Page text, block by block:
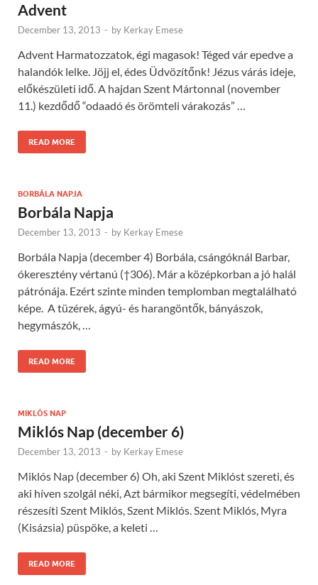
Advent
December 13, 2013 - by Kerkay Emese
Advent Harmatozzatok, égi magasok! Téged vár epedve a
halandók lelke. Jöjj el, édes Üdvözítőnk! Jézus várás ideje,
előkészületi idő. A hajdan Szent Mártonnal (november
11.) kezdődő “odaadó és örömteli várakozás” …
READ MORE
BORBÁLA NAPJA
Borbála Napja
December 13, 2013 - by Kerkay Emese
Borbála Napja (december 4) Borbála, csángóknál Barbar,
ókeresztény vértanú (†306). Már a középkorban a jó halál
pátrónája. Ezért szinte minden templomban megtalálható
képe. A tüzérek, ágyú- és harangöntők, bányászok,
hegymászók, …
READ MORE
MIKLÓS NAP
Miklós Nap (december 6)
December 13, 2013 - by Kerkay Emese
Miklós Nap (december 6) Oh, aki Szent Miklóst szereti, és
aki híven szolgál néki, Azt bármikor megsegíti, védelmében
részesíti Szent Miklós, Szent Miklós. Szent Miklós, Myra
(Kisázsia) püspöke, a keleti …
READ MORE